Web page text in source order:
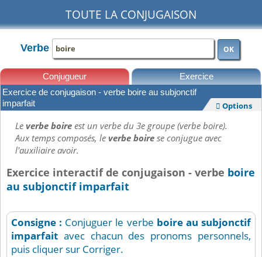
TOUTE LA CONJUGAISON
Verbe OK
Conjugueur Exercice
Leçons
Exercice de conjugaison - verbe boire au subjonctif
imparfait
 Options
Leverbe boireest un verbe du 3e groupe (verbe boire).
Aux temps composés, leverbe boirese conjugue avec
l'auxiliaire avoir.
Exercice interactif de conjugaison - verbe boire
au subjonctif imparfait
Consigne : Conjuguer le verbe boire au subjonctif
imparfait avec chacun des pronoms personnels,
puis cliquer sur Corriger.